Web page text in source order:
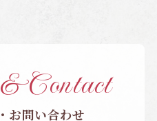
Contact
お問い合わせ